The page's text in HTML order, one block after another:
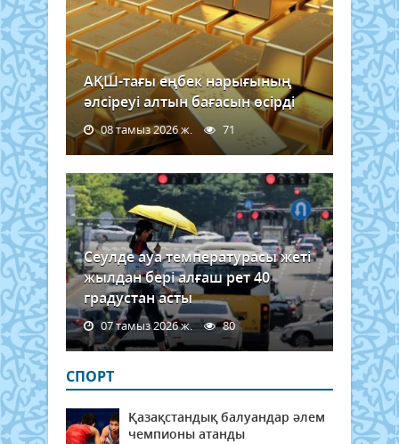
АҚШ-тағы еңбек нарығының
әлсіреуі алтын бағасын өсірді
08 тамыз 2026 ж. 71
Сеулде ауа температурасы жеті
жылдан бері алғаш рет 40
градустан асты
07 тамыз 2026 ж. 80
СПОРТ
Қазақстандық балуандар әлем
чемпионы атанды